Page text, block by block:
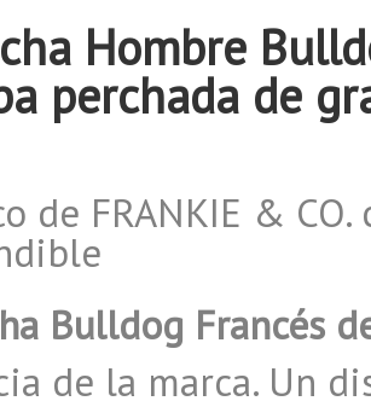
Hombre
perchada de
de FRANKIE &
Bulldog Francés
de la marca. Un